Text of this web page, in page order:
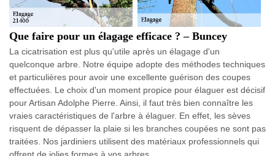
Que faire pour un élagage efficace ? – Buncey
La cicatrisation est plus qu'utile après un élagage d'un
quelconque arbre. Notre équipe adopte des méthodes techniques
et particulières pour avoir une excellente guérison des coupes
effectuées. Le choix d'un moment propice pour élaguer est décisif
pour Artisan Adolphe Pierre. Ainsi, il faut très bien connaître les
vraies caractéristiques de l'arbre à élaguer. En effet, les sèves
risquent de dépasser la plaie si les branches coupées ne sont pas
traitées. Nos jardiniers utilisent des matériaux professionnels qui
offrent de jolies formes à vos arbres.